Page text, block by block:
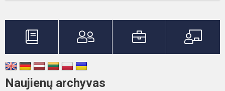
Naujienų archyvas